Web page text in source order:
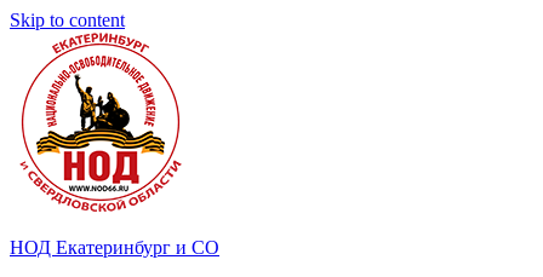
Skip to content
НОД Екатеринбург и СО